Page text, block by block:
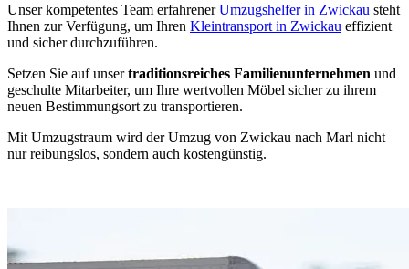
Unser kompetentes Team erfahrenerUmzugshelfer in Zwickau steht
Ihnen zur Verfügung, um Ihren Kleintransport in Zwickau effizient
und sicher durchzuführen.
Setzen Sie auf unsertraditionsreiches Familienunternehmen und
geschulte Mitarbeiter, um Ihre wertvollen Möbel sicher zu ihrem
neuen Bestimmungsort zu transportieren.
Mit Umzugstraum wird der Umzug von Zwickau nach Marl nicht
nur reibungslos, sondern auch kostengünstig.